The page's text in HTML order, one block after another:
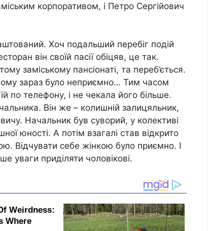
корпоративом, і Петро Сергійович
Хоч подальший перебіг подій
він своїй пасії обіцяв, це так.
заміському пансіонаті, та переб’ється.
зараз було неприємно… Тим часом
по телефону, і не чекала його більше.
Він же – колишній залицяльник,
Начальник був суворий, у колективі
юності. А потім взагалі став відкрито
Відчувати себе жінкою було приємно. І
уваги приділяти чоловікові.